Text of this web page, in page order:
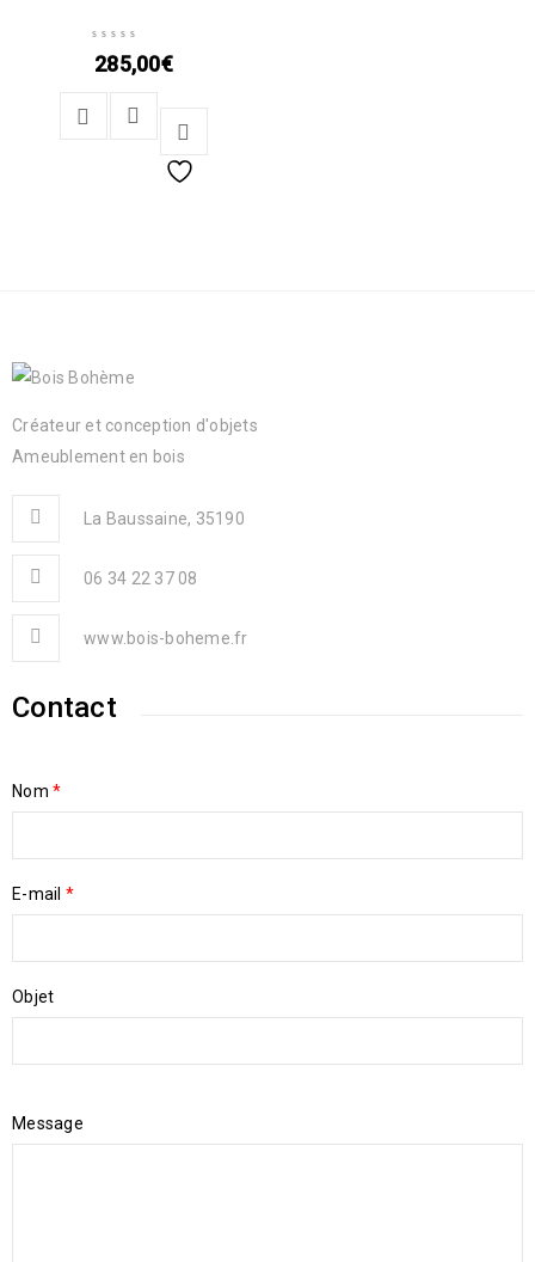
285,00€
Créateur et conception d'objets
Ameublement en bois
La Baussaine, 35190
06 34 22 37 08
www.bois-boheme.fr
Contact
Nom *
E-mail *
Objet
Message